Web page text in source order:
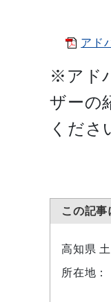
アド
※アド
ザーの
くださ
この記
高知県
所在地：